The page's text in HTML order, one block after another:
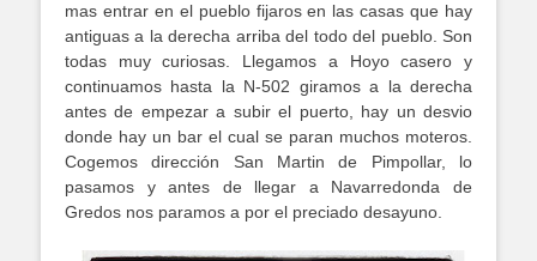
mas entrar en el pueblo fijaros en las casas que hay
antiguas a la derecha arriba del todo del pueblo. Son
todas muy curiosas. Llegamos a Hoyo casero y
continuamos hasta la N-502 giramos a la derecha
antes de empezar a subir el puerto, hay un desvio
donde hay un bar el cual se paran muchos moteros.
Cogemos dirección San Martin de Pimpollar, lo
pasamos y antes de llegar a Navarredonda de
Gredos nos paramos a por el preciado desayuno.